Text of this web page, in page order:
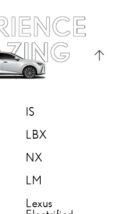
IS
LBX
NX
LM
Lexus